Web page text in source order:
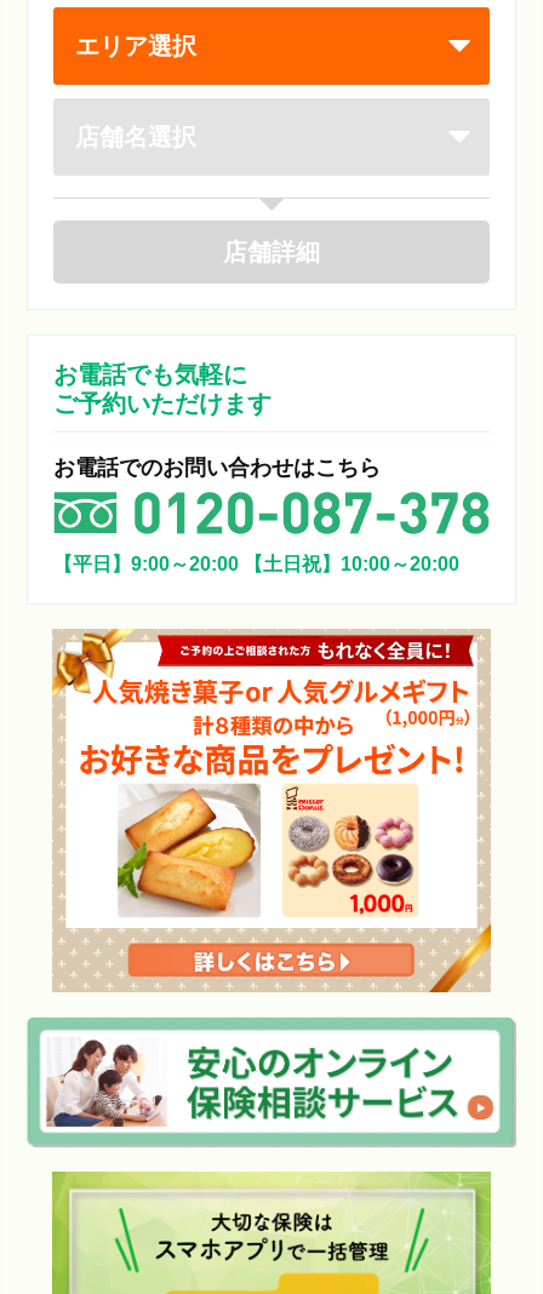
店舗詳細
お電話でも気軽に
ご予約いただけます
お電話でのお問い合わせはこちら
【平日】9:00～20:00 【土日祝】10:00～20:00